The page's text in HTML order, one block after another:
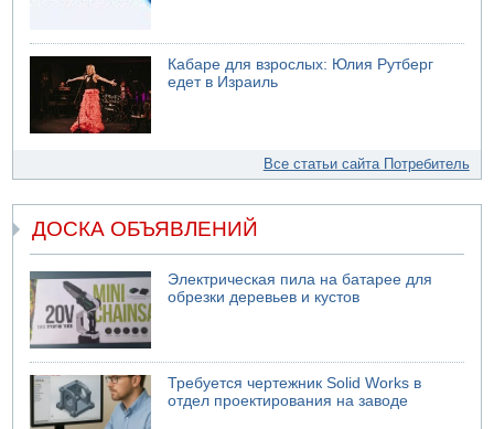
Кабаре для взрослых: Юлия Рутберг
едет в Израиль
Все статьи сайта Потребитель
ДОСКА ОБЪЯВЛЕНИЙ
Электрическая пила на батарее для
обрезки деревьев и кустов
Требуется чертежник Solid Works в
отдел проектирования на заводе